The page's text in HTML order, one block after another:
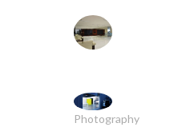
Photography